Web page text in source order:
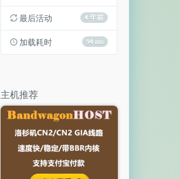
4 年前
最后活动
94 ms
加载耗时
主机推荐